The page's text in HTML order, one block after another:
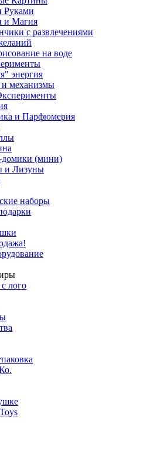
Руками
и Магия
с развлечениями
на воде
энергия
механизмы
и Парфюмерия
(мини)
и Лизуны
наборы
лого